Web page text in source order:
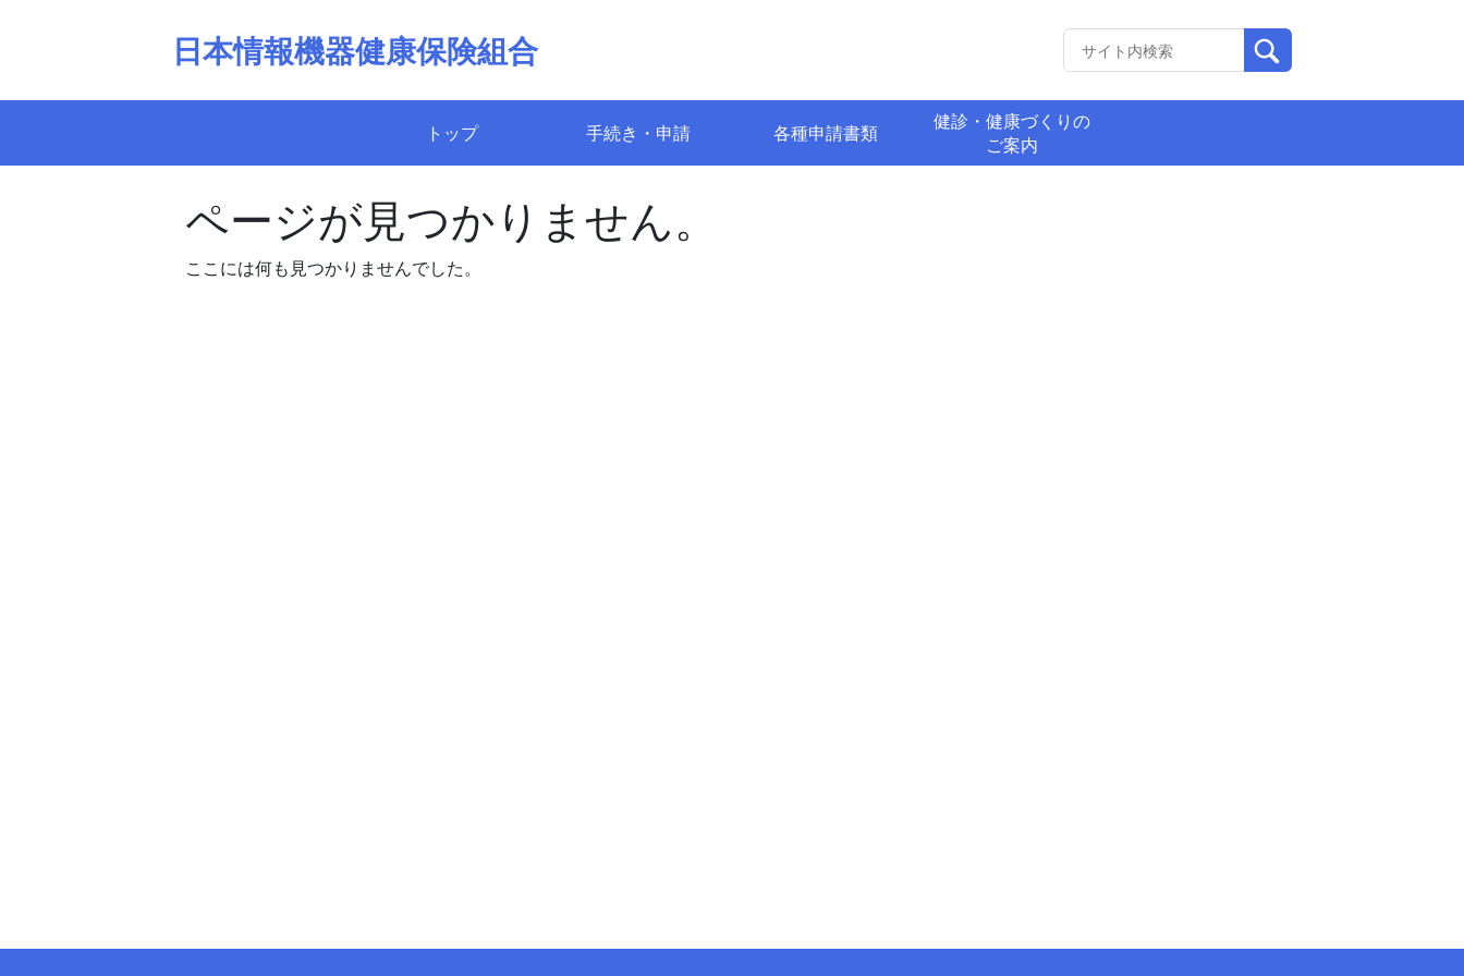
日本情報機器健康保険組合
トップ 手続き・申請 各種申請書類
健診・健康づくりの
ご案内
ページが見つかりません。
ここには何も見つかりませんでした。